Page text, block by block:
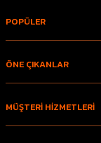
POPÜLER
ÖNE ÇIKANLAR
MÜŞTERİ HİZMETLERİ